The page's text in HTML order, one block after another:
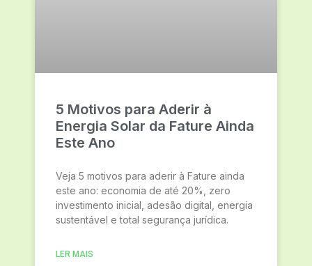
5 Motivos para Aderir à
Energia Solar da Fature Ainda
Este Ano
Veja 5 motivos para aderir à Fature ainda
este ano: economia de até 20%, zero
investimento inicial, adesão digital, energia
sustentável e total segurança jurídica.
LER MAIS